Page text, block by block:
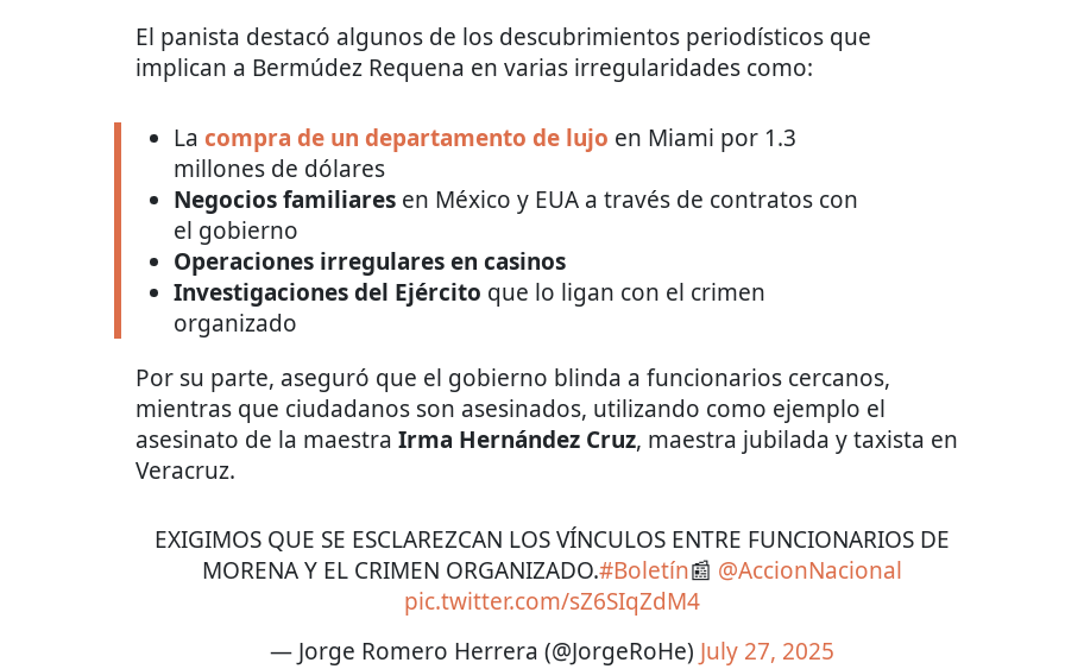
El panista destacó algunos de los descubrimientos periodísticos que
implican a Bermúdez Requena en varias irregularidades como:
La compra de un departamento de lujo en Miami por 1.3
millones de dólares
Negocios familiares en México y EUA a través de contratos con
el gobierno
Operaciones irregulares en casinos
Investigaciones del Ejército que lo ligan con el crimen
organizado
Por su parte, aseguró que el gobierno blinda a funcionarios cercanos,
mientras que ciudadanos son asesinados, utilizando como ejemplo el
asesinato de la maestra Irma Hernández Cruz, maestra jubilada y taxista en
Veracruz.
EXIGIMOS QUE SE ESCLAREZCAN LOS VÍNCULOS ENTRE FUNCIONARIOS DE
MORENA Y EL CRIMEN ORGANIZADO.#Boletín📰 @AccionNacional
pic.twitter.com/sZ6SIqZdM4
— Jorge Romero Herrera (@JorgeRoHe) July 27, 2025